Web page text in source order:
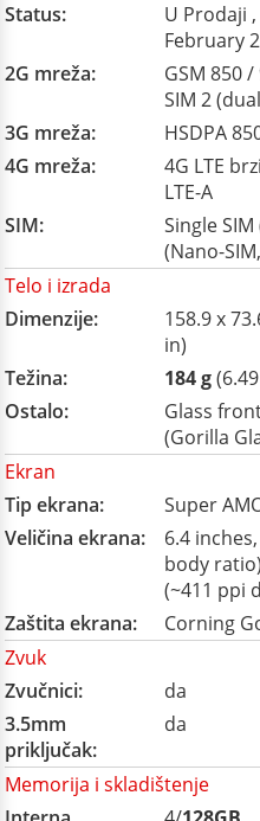
Status:
U Prodaji
February
2G mreža:
GSM 850
SIM 2
3G mreža:
HSDPA
4G mreža:
4G LTE
LTE-A
SIM:
Single
(Nano-
Telo i izrada
Dimenzije:
158.9 x
in)
Težina:
184 g
Ostalo:
Glass
(Gorilla
Ekran
Tip ekrana:
Super
Veličina ekrana:
6.4
body
(~411 ppi
Zaštita ekrana:
Corning
Zvuk
Zvučnici:
da
3.5mm
priključak:
da
Memorija i skladištenje